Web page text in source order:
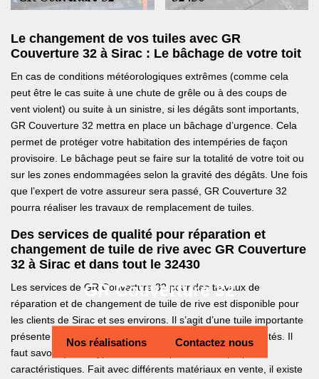
GR Couverture 32
Nos réalisations Contactez nous
Le changement de vos tuiles avec GR
Couverture 32 à Sirac : Le bâchage de votre toit
En cas de conditions météorologiques extrêmes (comme cela
peut être le cas suite à une chute de grêle ou à des coups de
vent violent) ou suite à un sinistre, si les dégâts sont importants,
GR Couverture 32 mettra en place un bâchage d’urgence. Cela
permet de protéger votre habitation des intempéries de façon
provisoire. Le bâchage peut se faire sur la totalité de votre toit ou
sur les zones endommagées selon la gravité des dégâts. Une fois
que l’expert de votre assureur sera passé, GR Couverture 32
pourra réaliser les travaux de remplacement de tuiles.
Des services de qualité pour réparation et
changement de tuile de rive avec GR Couverture
32 à Sirac et dans tout le 32430
Les services de GR Couverture 32 pour des travaux de
réparation et de changement de tuile de rive est disponible pour
les clients de Sirac et ses environs. Il s’agit d’une tuile importante
présente sur la toiture ayant pour rôle de protéger ses côtés. Il
faut savoir que ce type de tuiles dispose de ses propres
caractéristiques. Fait avec différents matériaux en vente, il existe